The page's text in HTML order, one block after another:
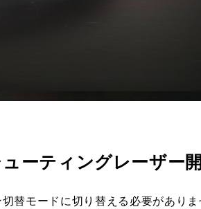
ーティングレーザー
替モードに切り替える必要があり